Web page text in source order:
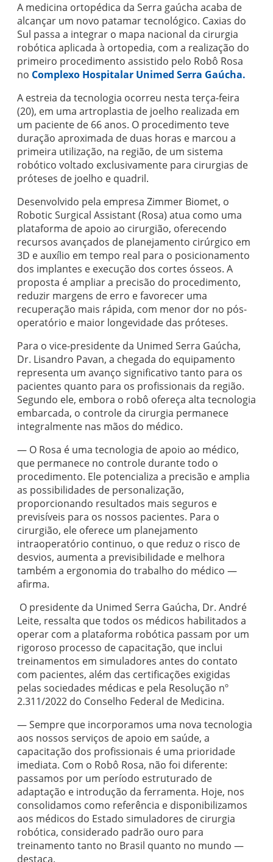
A medicina ortopédica da Serra gaúcha acaba de
alcançar um novo patamar tecnológico. Caxias do
Sul passa a integrar o mapa nacional da cirurgia
robótica aplicada à ortopedia, com a realização do
primeiro procedimento assistido pelo Robô Rosa
no Complexo Hospitalar Unimed Serra Gaúcha.
A estreia da tecnologia ocorreu nesta terça-feira
(20), em uma artroplastia de joelho realizada em
um paciente de 66 anos. O procedimento teve
duração aproximada de duas horas e marcou a
primeira utilização, na região, de um sistema
robótico voltado exclusivamente para cirurgias de
próteses de joelho e quadril.
Desenvolvido pela empresa Zimmer Biomet, o
Robotic Surgical Assistant (Rosa) atua como uma
plataforma de apoio ao cirurgião, oferecendo
recursos avançados de planejamento cirúrgico em
3D e auxílio em tempo real para o posicionamento
dos implantes e execução dos cortes ósseos. A
proposta é ampliar a precisão do procedimento,
reduzir margens de erro e favorecer uma
recuperação mais rápida, com menor dor no pós-
operatório e maior longevidade das próteses.
Para o vice-presidente da Unimed Serra Gaúcha,
Dr. Lisandro Pavan, a chegada do equipamento
representa um avanço significativo tanto para os
pacientes quanto para os profissionais da região.
Segundo ele, embora o robô ofereça alta tecnologia
embarcada, o controle da cirurgia permanece
integralmente nas mãos do médico.
— O Rosa é uma tecnologia de apoio ao médico,
que permanece no controle durante todo o
procedimento. Ele potencializa a precisão e amplia
as possibilidades de personalização,
proporcionando resultados mais seguros e
previsíveis para os nossos pacientes. Para o
cirurgião, ele oferece um planejamento
intraoperatório continuo, o que reduz o risco de
desvios, aumenta a previsibilidade e melhora
também a ergonomia do trabalho do médico —
afirma.
O presidente da Unimed Serra Gaúcha, Dr. André
Leite, ressalta que todos os médicos habilitados a
operar com a plataforma robótica passam por um
rigoroso processo de capacitação, que inclui
treinamentos em simuladores antes do contato
com pacientes, além das certificações exigidas
pelas sociedades médicas e pela Resolução nº
2.311/2022 do Conselho Federal de Medicina.
— Sempre que incorporamos uma nova tecnologia
aos nossos serviços de apoio em saúde, a
capacitação dos profissionais é uma prioridade
imediata. Com o Robô Rosa, não foi diferente:
passamos por um período estruturado de
adaptação e introdução da ferramenta. Hoje, nos
consolidamos como referência e disponibilizamos
aos médicos do Estado simuladores de cirurgia
robótica, considerado padrão ouro para
treinamento tanto no Brasil quanto no mundo —
destaca.